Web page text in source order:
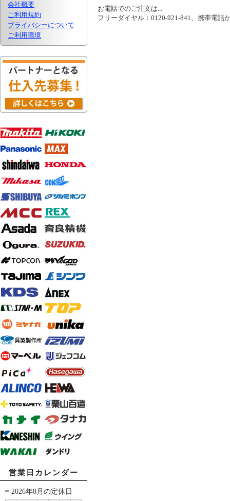
会社概要
ご利用規約
プライバシーについて
ご利用環境
営業日カレンダー
2026年8月の定休日
お電話でのご注文は...
フリーダイヤル：0120-921-841、携帯電